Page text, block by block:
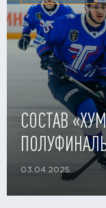
СОСТАВ
03.04.2025